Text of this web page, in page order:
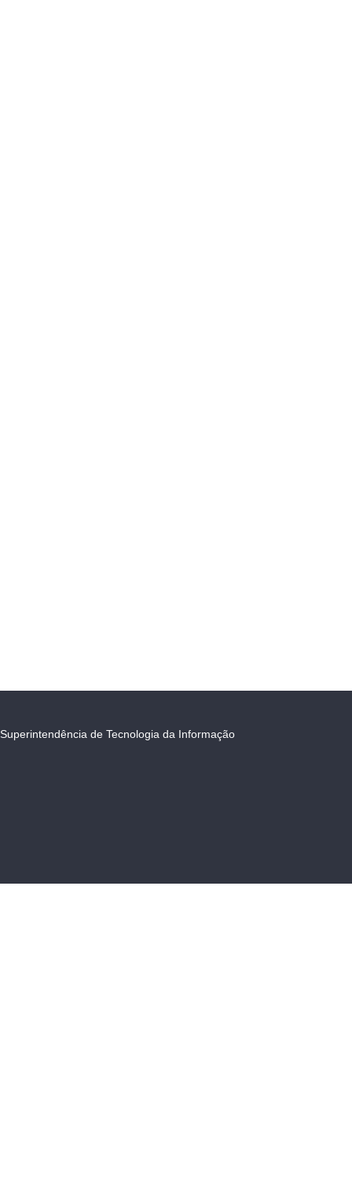
Superintendência de Tecnologia da Informação